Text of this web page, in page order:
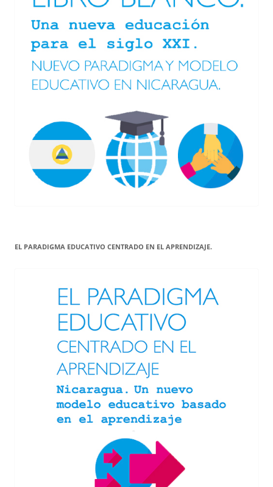
EL PARADIGMA EDUCATIVO CENTRADO EN EL APRENDIZAJE.